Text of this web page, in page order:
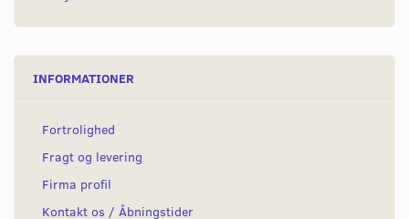
INFORMATIONER
Fortrolighed
Fragt og levering
Firma profil
Kontakt os / Åbningstider